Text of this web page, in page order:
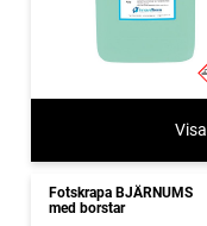
Visa
Fotskrapa BJÄRNUMS
med borstar